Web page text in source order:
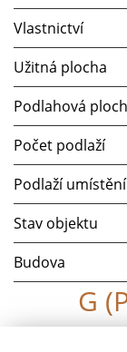
Vlastnictví
Užitná plocha
Podlahová
Počet podlaží
Podlaží umístění
Stav objektu
Budova
G